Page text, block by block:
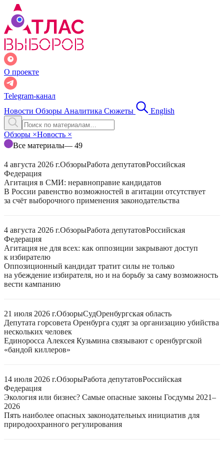
О проекте
Telegram-канал
Новости Обзоры Аналитика Сюжеты English
Обзоры ×Новость ×
Все материалы— 49
4 августа 2026 г.ОбзорыРабота депутатовРоссийская
Федерация
Агитация в СМИ: неравноправие кандидатов
В России равенство возможностей в агитации отсутствует
за счёт выборочного применения законодательства
4 августа 2026 г.ОбзорыРабота депутатовРоссийская
Федерация
Агитация не для всех: как оппозиции закрывают доступ
к избирателю
Оппозиционный кандидат тратит силы не только
на убеждение избирателя, но и на борьбу за саму возможность
вести кампанию
21 июля 2026 г.ОбзорыСудОренбургская область
Депутата горсовета Оренбурга судят за организацию убийства
нескольких человек
Единоросса Алексея Кузьмина связывают с оренбургской
«бандой киллеров»
14 июля 2026 г.ОбзорыРабота депутатовРоссийская
Федерация
Экология или бизнес? Самые опасные законы Госдумы 2021–
2026
Пять наиболее опасных законодательных инициатив для
природоохранного регулирования